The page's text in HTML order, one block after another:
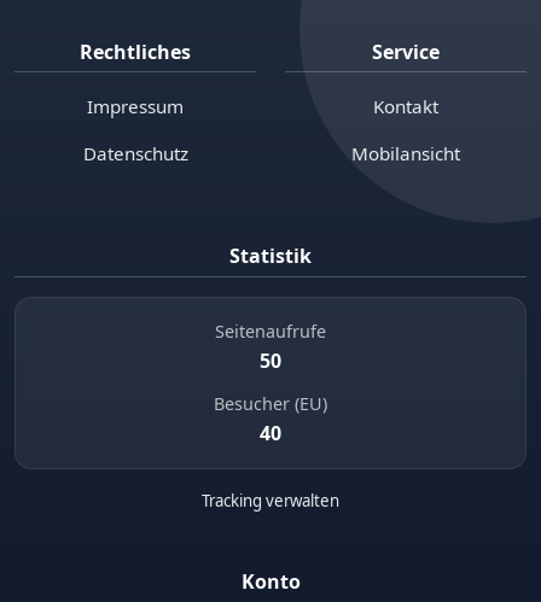
Rechtliches
Impressum
Datenschutz
Service
Kontakt
Mobilansicht
Statistik
Seitenaufrufe
50
Besucher (EU)
40
Tracking verwalten
Konto